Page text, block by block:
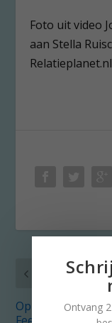
Foto uit video
aan Stella
Relatieplanet.nl
VORIG
Op wie lijktOntvang